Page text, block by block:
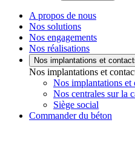
A propos de nous
Nos solutions
Nos engagements
Nos réalisations
Nos implantations et
Nos implantations et
Nos implantations et
Nos centrales sur la
Siège social
Commander du béton